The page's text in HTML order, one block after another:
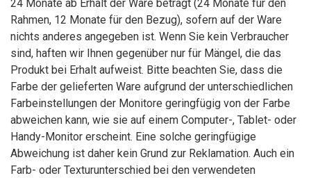
24 Monate ab Erhalt der Ware beträgt (24 Monate für den
Rahmen, 12 Monate für den Bezug), sofern auf der Ware
nichts anderes angegeben ist. Wenn Sie kein Verbraucher
sind, haften wir Ihnen gegenüber nur für Mängel, die das
Produkt bei Erhalt aufweist. Bitte beachten Sie, dass die
Farbe der gelieferten Ware aufgrund der unterschiedlichen
Farbeinstellungen der Monitore geringfügig von der Farbe
abweichen kann, wie sie auf einem Computer-, Tablet- oder
Handy-Monitor erscheint. Eine solche geringfügige
Abweichung ist daher kein Grund zur Reklamation. Auch ein
Farb- oder Texturunterschied bei den verwendeten